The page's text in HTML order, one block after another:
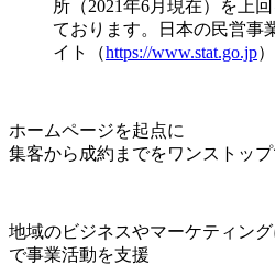
所（2021年6月現在）を上
ております。日本の民営事
イト（https://www.stat.go.jp
ホームページを起点に
集客から成約までをワンストッ
地域のビジネスやマーケティン
で事業活動を支援